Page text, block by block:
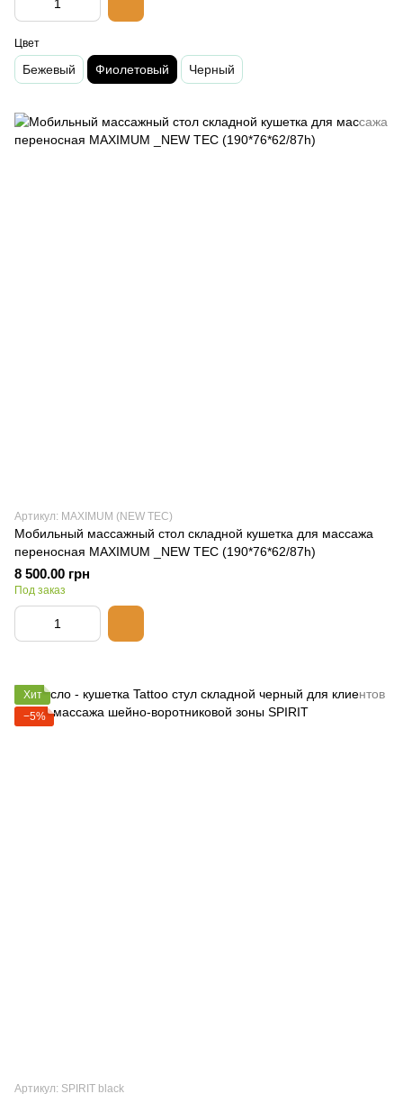
Цвет
Бежевый Фиолетовый Черный
Артикул: MAXIMUM (NEW TEC)
Мобильный массажный стол складной кушетка для массажа
переносная MAXIMUM _NEW TEC (190*76*62/87h)
8 500.00 грн
Под заказ
Хит
−5%
Артикул: SPIRIT black